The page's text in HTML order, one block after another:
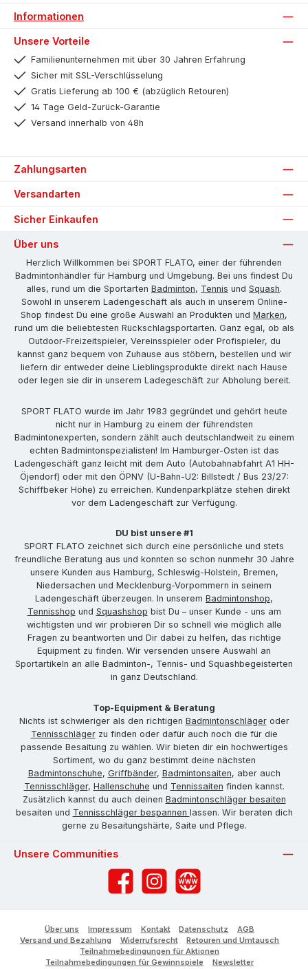
Informationen
Unsere Vorteile
Familienunternehmen mit über 30 Jahren Erfahrung
Sicher mit SSL-Verschlüsselung
Gratis Lieferung ab 100 € (abzüglich Retouren)
14 Tage Geld-Zurück-Garantie
Versand innerhalb von 48h
Zahlungsarten
Versandarten
Sicher Einkaufen
Über uns
Herzlich Willkommen bei SPORT FLATO, einer der führenden
Badmintonhändler für Hamburg und Umgebung. Bei uns findest Du
alles, rund um die Sportarten Badminton, Tennis und Squash.
Sowohl in unserem Ladengeschäft als auch in unserem Online-
Shop findest Du eine große Auswahl an Produkten und Marken,
rund um die beliebtesten Rückschlagsportarten. Ganz egal, ob als
Outdoor-Freizeitspieler, Vereinsspieler oder Profispieler, du
kannst ganz bequem von Zuhause aus stöbern, bestellen und wir
liefern dir entweder deine Lieblingsprodukte direkt nach Hause
oder legen sie dir in unserem Ladegeschäft zur Abholung bereit.
SPORT FLATO wurde im Jahr 1983 gegründet und gehört heute
nicht nur in Hamburg zu einem der führendsten
Badmintonexperten, sondern zählt auch deutschlandweit zu einem
echten Badmintonspezialisten! Im Hamburger-Osten ist das
Ladengeschäft ganz leicht mit dem Auto (Autobahnabfahrt A1 HH-
Öjendorf) oder mit den ÖPNV (U-Bahn-U2: Billstedt / Bus 23/27:
Schiffbeker Höhe) zu erreichen. Kundenparkplätze stehen direkt
vor dem Ladengeschäft zur Verfügung.
DU bist unsere #1
SPORT FLATO zeichnet sich durch eine persönliche und stets
freundliche Beratung aus und konnten so schon nunmehr 30 Jahre
unsere Kunden aus Hamburg, Schleswig-Holstein, Bremen,
Niedersachen und Mecklenburg-Vorpommern in seinem
Ladengeschäft überzeugen. In unserem Badmintonshop,
Tennisshop und Squashshop bist Du – unser Kunde - uns am
wichtigsten und wir probieren Dir so schnell wie möglich alle
Fragen zu beantworten und Dir dabei zu helfen, das richtige
Equipment zu finden. Wir versenden unsere Auswahl an
Sportartikeln an alle Badminton-, Tennis- und Squashbegeisterten
in ganz Deutschland.
Top-Equipment & Beratung
Nichts ist schwieriger als den richtigen Badmintonschlägeroder
Tennisschlägerzu finden oder dafür auch noch die für die
passende Besaitung zu wählen. Wir bieten dir ein hochwertiges
Sortiment, wo du ganz bestimmt deine nächsten
Badmintonschuhe, Griffbänder, Badmintonsaiten, aber auch
Tennisschläger, Hallenschuhe und Tennissaiten finden kannst.
Zusätzlich kannst du auch deinen Badmintonschläger besaiten
besaiten und Tennisschläger bespannen lassen. Wir beraten dich
gerne zu Besaitungshärte, Saite und Pflege.
Unsere Communities
FacebookInstagramWebsite
Über uns Impressum Kontakt Datenschutz
AGB
Versand und Bezahlung
Widerrufsrecht
Retouren und Umtausch
Teilnahmebedingungen für Aktionen
Teilnahmebedingungen für Gewinnspiele
Newsletter